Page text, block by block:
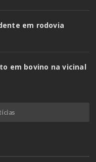
em rodovia
em bovino na vicinal